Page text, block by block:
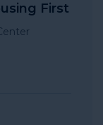
First